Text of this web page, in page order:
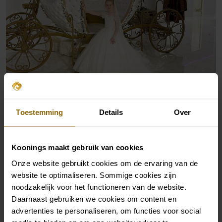
Toestemming Details Over
Koonings maakt gebruik van cookies
Onze website gebruikt cookies om de ervaring van de
website te optimaliseren. Sommige cookies zijn
noodzakelijk voor het functioneren van de website.
Daarnaast gebruiken we cookies om content en
advertenties te personaliseren, om functies voor social